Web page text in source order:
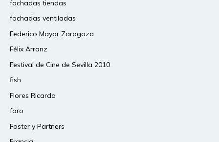
fachadas tiendas
fachadas ventiladas
Federico Mayor Zaragoza
Félix Arranz
Festival de Cine de Sevilla 2010
fish
Flores Ricardo
foro
Foster y Partners